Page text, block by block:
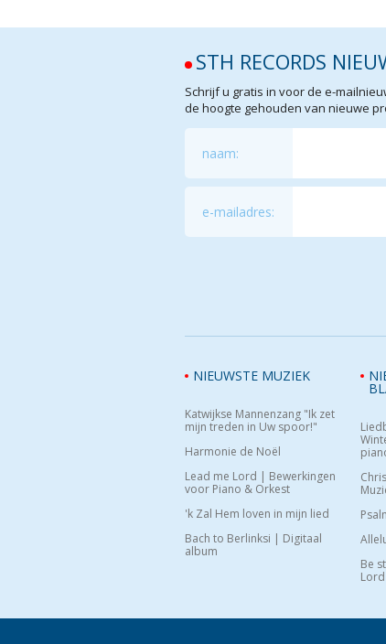
STH RECORDS
Schrijf u gratis in voor de e-
de hoogte gehouden van nieuwe
naam:
e-mailadres:
NIEUWSTE MUZIEK
Katwijkse Mannenzang "Ik zet
mijn treden in Uw spoor!"
Harmonie de Noël
Lead me Lord | Bewerkingen
voor Piano & Orkest
'k Zal Hem loven in mijn lied
Bach to Berlinksi | Digitaal
album
Be
Lord